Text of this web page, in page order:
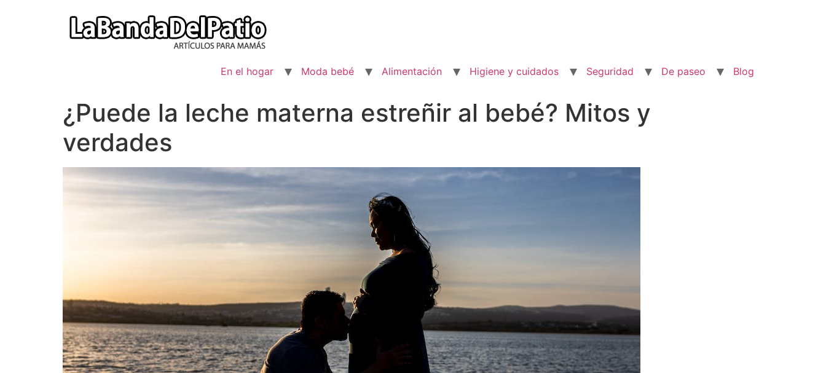
En el hogar Moda bebé Alimentación Higiene y cuidados Seguridad De paseo Blog
¿Puede la leche materna estreñir al bebé? Mitos y
verdades